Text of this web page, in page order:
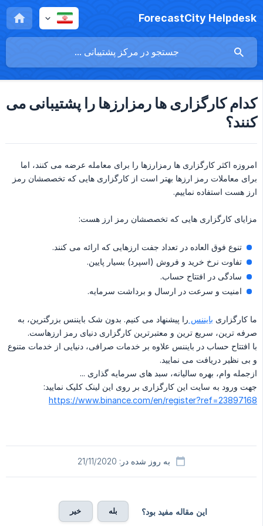
ForecastCity Helpdesk
کدام کارگزاری ها رمزارزها را پشتیبانی می
کنند؟
امروزه اکثر کارگزاری ها رمزارزها را برای معامله عرضه می کنند، اما
برای معاملات رمز ارزها بهتر است از کارگزاری هایی که تخصصشان رمز
ارز هست استفاده نماییم.
مزایای کارگزاری هایی که تخصصشان رمز ارز هست:
تنوع فوق العاده در تعداد جفت ارزهایی که ارائه می کنند.
تفاوت نرخ خرید و فروش (اسپرد) بسیار پایین.
سادگی در افتتاح حساب.
امنیت و سرعت در ارسال و برداشت سرمایه.
ما کارگزاری بایننس را پیشنهاد می کنیم. بدون شک بایننس بزرگترین، به
صرفه ترین، سریع ترین و معتبرترین کارگزاری دنیای رمز ارزهاست.
با افتتاح حساب در بایننس علاوه بر خدمات صرافی، دنیایی از خدمات متنوع
و بی نظیر دریافت می نمایید.
ازجمله وام، بهره سالیانه، سبد های سرمایه گذاری ...
جهت ورود به سایت این کارگزاری بر روی این لینک کلیک نمایید:
https://www.binance.com/en/register?ref=23897168
به روز شده در: 21/11/2020
این مقاله مفید بود؟ بله خیر